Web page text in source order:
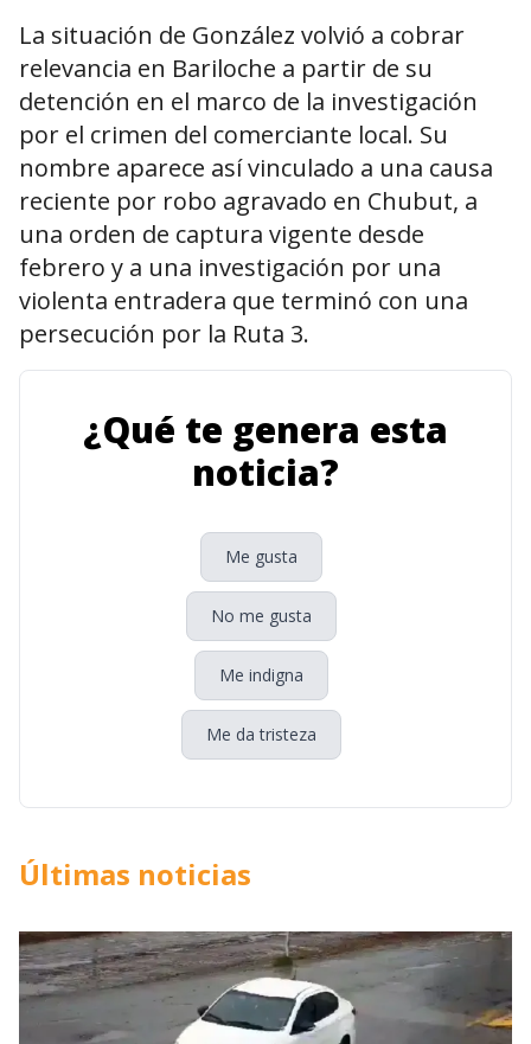
La situación de González volvió a cobrar
relevancia en Bariloche a partir de su
detención en el marco de la investigación
por el crimen del comerciante local. Su
nombre aparece así vinculado a una causa
reciente por robo agravado en Chubut, a
una orden de captura vigente desde
febrero y a una investigación por una
violenta entradera que terminó con una
persecución por la Ruta 3.
¿Qué te genera esta
noticia?
Me gusta
No me gusta
Me indigna
Me da tristeza
Últimas noticias